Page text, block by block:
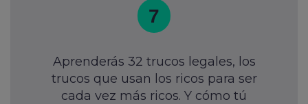
7
Aprenderás 32 trucos legales, los
trucos que usan los ricos para ser
cada vez más ricos. Y cómo tú